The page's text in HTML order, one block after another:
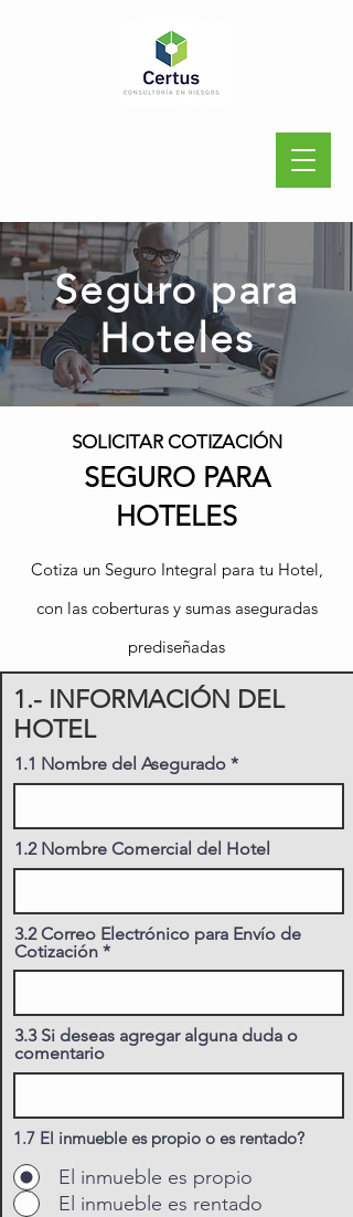
Seguro para
Hoteles
SOLICITAR COTIZACIÓN
SEGURO PARA
HOTELES
Cotiza un Seguro Integral para tu Hotel,
con las coberturas y sumas aseguradas
prediseñadas
1.- INFORMACIÓN DEL
HOTEL
1.1 Nombre del Asegurado
1.2 Nombre Comercial del Hotel
3.2 Correo Electrónico para Envío de
Cotización
3.3 Si deseas agregar alguna duda o
comentario
1.7 El inmueble es propio o es rentado?
El inmueble es propio
El inmueble es rentado